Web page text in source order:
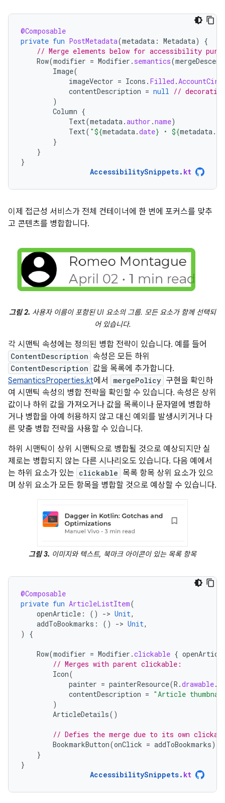
@Composable
private fun PostMetadata(metadata : Metadata)
{
// Merge elements below for accessibility
Row(modifier = Modifier . semantics(
Image(
imageVector = Icons . Filled .
contentDescription = null // decorative
)
Column {
Text(metadata.author .name)
Text( "${metadata.date} • ${metadata.
}
}
}
AccessibilitySnippets. kt
이제 접근성 서비스가 전체 컨테이너에 한 번에 포커스를 맞추
고 콘텐츠를 병합합니다.
그림 2. 사용자 이름이 포함된 UI 요소의 그룹. 모든 요소가 함께 선택되
어 있습니다.
각 시맨틱 속성에는 정의된 병합 전략이 있습니다. 예를 들어
ContentDescription 속성은 모든 하위
ContentDescription 값을 목록에 추가합니다.
SemanticsProperties.kt에서 mergePolicy 구현을 확인하
여 시맨틱 속성의 병합 전략을 확인할 수 있습니다. 속성은 상위
값이나 하위 값을 가져오거나 값을 목록이나 문자열에 병합하
거나 병합을 아예 허용하지 않고 대신 예외를 발생시키거나 다
른 맞춤 병합 전략을 사용할 수 있습니다.
하위 시맨틱이 상위 시맨틱으로 병합될 것으로 예상되지만 실
제로는 병합되지 않는 다른 시나리오도 있습니다. 다음 예에서
는 하위 요소가 있는 clickable 목록 항목 상위 요소가 있으
며 상위 요소가 모든 항목을 병합할 것으로 예상할 수 있습니다.
그림 3. 이미지와 텍스트, 북마크 아이콘이 있는 목록 항목
@Composable
private fun ArticleListItem(
openArticle : () -> Unit,
addToBookmarks : () -> Unit,
)
{
Row(modifier = Modifier .clickable {
// Merges with parent clickable:
Icon(
painter = painterResource(R .drawable.
contentDescription = "Article
)
ArticleDetails()
// Defies the merge due to its own
BookmarkButton(onClick = addToBookmarks)
}
}
AccessibilitySnippets. kt